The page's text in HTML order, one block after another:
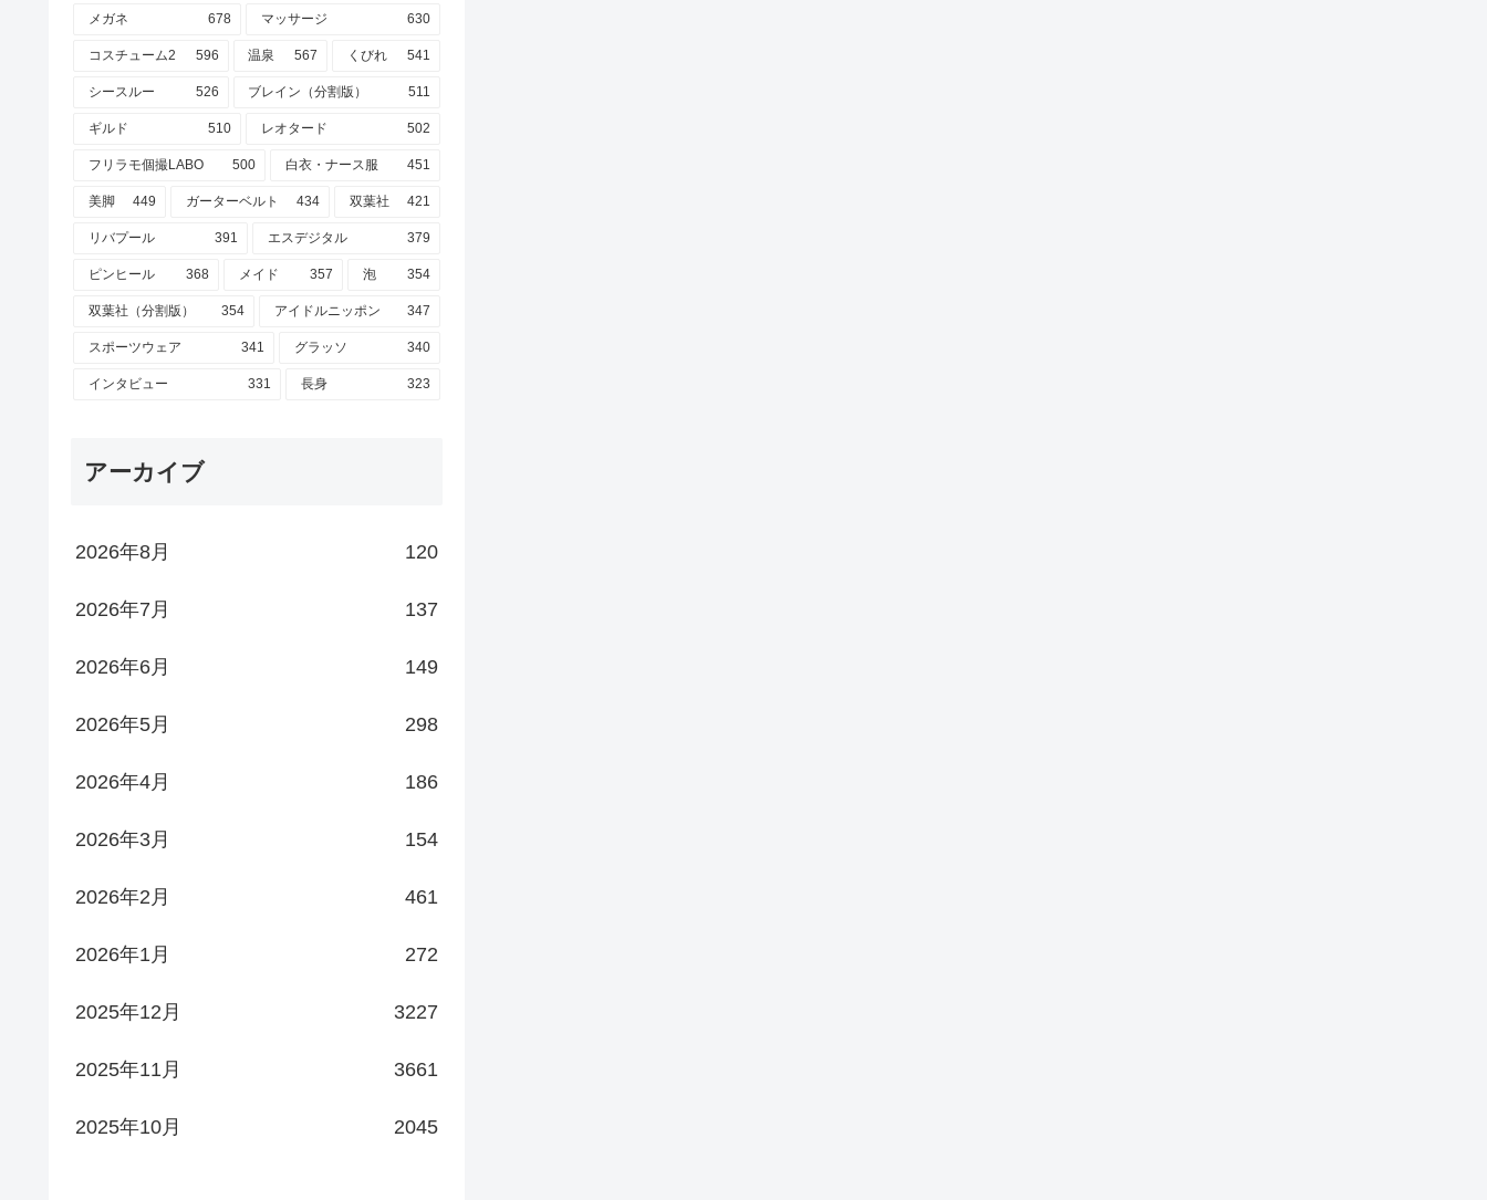
メガネ 678 マッサージ 630
コスチューム2 596 温泉 567 くびれ 541
シースルー 526 ブレイン（分割版） 511
ギルド 510 レオタード 502
フリラモ個撮LABO 500 白衣・ナース服 451
美脚 449 ガーターベルト 434 双葉社 421
リバプール 391 エスデジタル 379
ピンヒール 368 メイド 357 泡 354
双葉社（分割版） 354 アイドルニッポン 347
スポーツウェア 341 グラッソ 340
インタビュー 331 長身 323
アーカイブ
2026年8月 120
2026年7月 137
2026年6月 149
2026年5月 298
2026年4月 186
2026年3月 154
2026年2月 461
2026年1月 272
2025年12月 3227
2025年11月 3661
2025年10月 2045